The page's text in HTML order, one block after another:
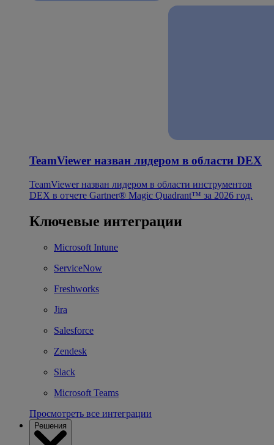
TeamViewer назван лидером в области DEX
TeamViewer назван лидером в области инструментов
DEX в отчете Gartner® Magic Quadrant™ за 2026 год.
Ключевые интеграции
Microsoft Intune
ServiceNow
Freshworks
Jira
Salesforce
Zendesk
Slack
Microsoft Teams
Просмотреть все интеграции
Решения